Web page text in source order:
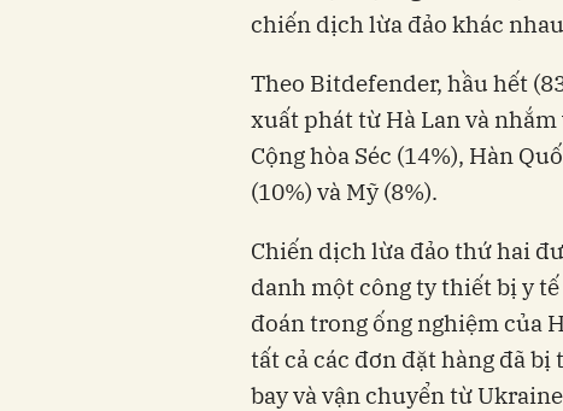
chiến dịch lừa đảo khác
Theo Bitdefender, hầu hết
xuất phát từ Hà Lan và
Cộng hòa Séc (14%), Hàn
(10%) và Mỹ (8%).
Chiến dịch lừa đảo thứ hai
danh một công ty thiết bị y
đoán trong ống nghiệm của
tất cả các đơn đặt hàng đã
bay và vận chuyển từ